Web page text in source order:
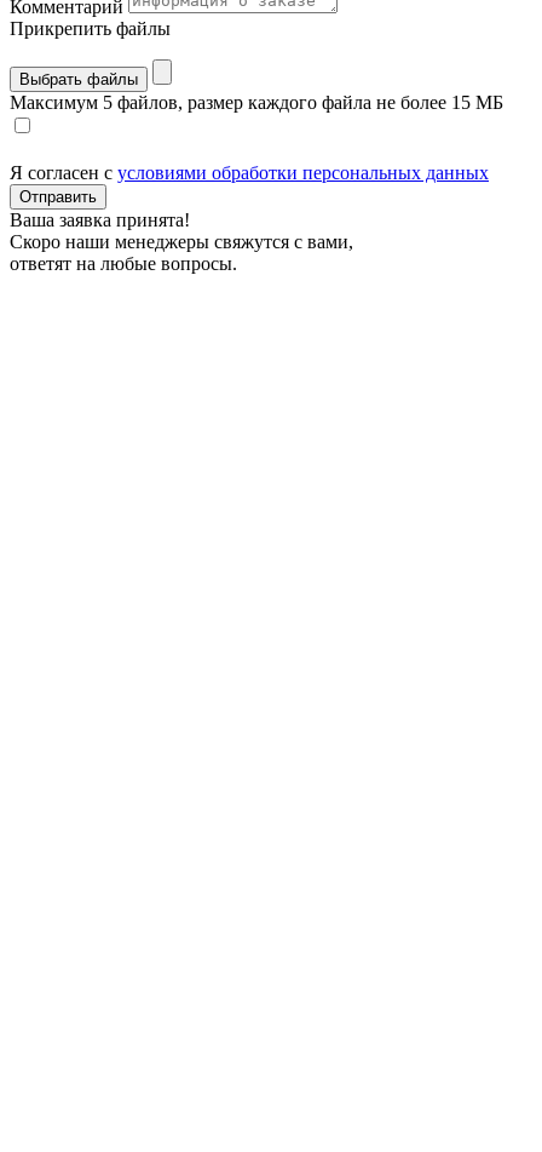
Комментарий
Прикрепить файлы
Выбрать файлы
Максимум 5 файлов, размер каждого файла не более 15 МБ
Я согласен с условиями обработки персональных данных
Отправить
Ваша заявка принята!
Скоро наши менеджеры свяжутся с вами,
ответят на любые вопросы.